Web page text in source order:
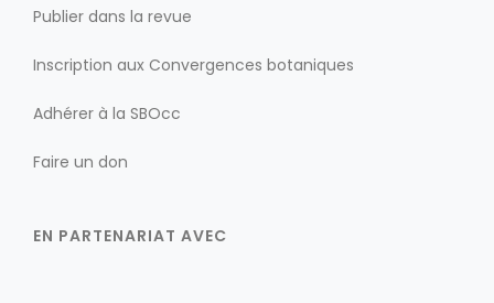
Publier dans la revue
Inscription aux Convergences botaniques
Adhérer à la SBOcc
Faire un don
EN PARTENARIAT AVEC